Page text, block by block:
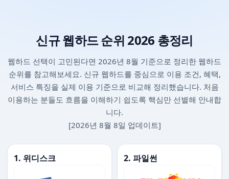
신규 웹하드 순위 2026 총정리
웹하드 선택이 고민된다면 2026년 8월 기준으로 정리한 웹하드
순위를 참고해보세요. 신규 웹하드를 중심으로 이용 조건, 혜택,
서비스 특징을 실제 이용 기준으로 비교해 정리했습니다. 처음
이용하는 분들도 흐름을 이해하기 쉽도록 핵심만 선별해 안내합
니다.
[2026년 8월 8일 업데이트]
1. 위디스크 2. 파일썬